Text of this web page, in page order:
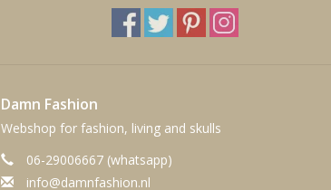
Damn Fashion
Webshop for fashion, living and skulls
06-29006667 (whatsapp)
info@damnfashion.nl